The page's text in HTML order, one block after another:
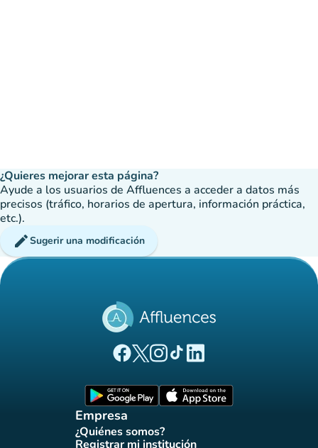
¿Quieres mejorar esta página?
Ayude a los usuarios de Affluences a acceder a datos más
precisos (tráfico, horarios de apertura, información práctica,
etc.).
editSugerir una modificación
(nueva pestaña)
(nueva pestaña)
(nueva pestaña)
(nueva pestaña)
(nueva pestaña)
Empresa
¿Quiénes somos?
(nueva pestaña)
Registrar mi institución